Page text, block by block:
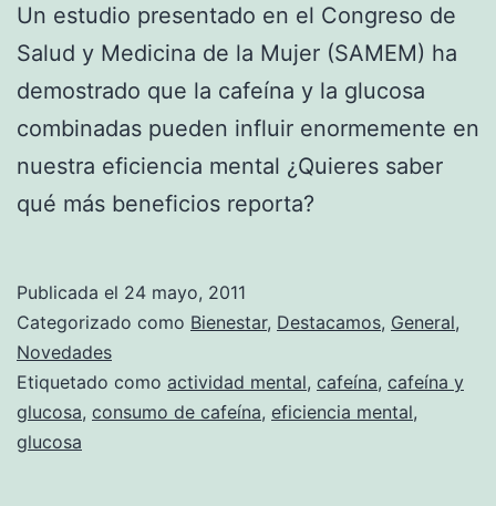
Un estudio presentado en el Congreso de
Salud y Medicina de la Mujer (SAMEM) ha
demostrado que la cafeína y la glucosa
combinadas pueden influir enormemente en
nuestra eficiencia mental ¿Quieres saber
qué más beneficios reporta?
Publicada el 24 mayo, 2011
Categorizado como Bienestar, Destacamos, General,
Novedades
Etiquetado como actividad mental, cafeína, cafeína y
glucosa, consumo de cafeína, eficiencia mental,
glucosa